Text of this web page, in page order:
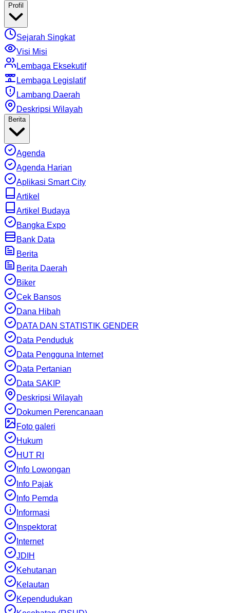
Profil
Sejarah Singkat
Visi Misi
Lembaga Eksekutif
Lembaga Legislatif
Lambang Daerah
Deskripsi Wilayah
Berita
Agenda
Agenda Harian
Aplikasi Smart City
Artikel
Artikel Budaya
Bangka Expo
Bank Data
Berita
Berita Daerah
Biker
Cek Bansos
Dana Hibah
DATA DAN STATISTIK GENDER
Data Penduduk
Data Pengguna Internet
Data Pertanian
Data SAKIP
Deskripsi Wilayah
Dokumen Perencanaan
Foto galeri
Hukum
HUT RI
Info Lowongan
Info Pajak
Info Pemda
Informasi
Inspektorat
Internet
JDIH
Kehutanan
Kelautan
Kependudukan